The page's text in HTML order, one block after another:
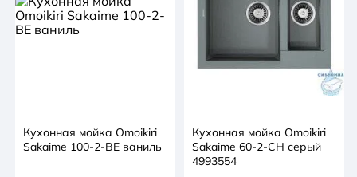
Кухонная мойка Omoikiri
Sakaime 100-2-BE ваниль
Кухонная мойка Omoikiri
Sakaime 60-2-CH серый
4993554